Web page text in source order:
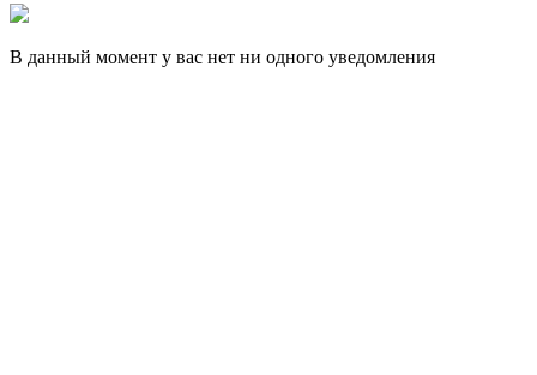
В данный момент у вас нет ни одного уведомления